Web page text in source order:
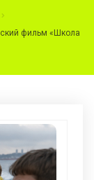
фильм «Школа